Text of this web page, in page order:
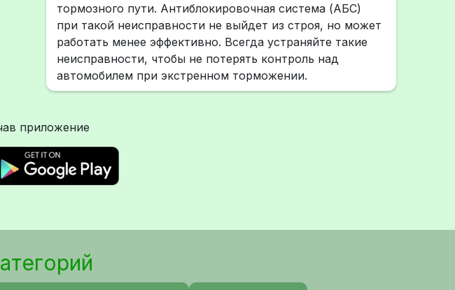
тормозного пути. Антиблокировочная система (АБС)
при такой неисправности не выйдет из строя, но может
работать менее эффективно. Всегда устраняйте такие
неисправности, чтобы не потерять контроль над
автомобилем при экстренном торможении.
приложение